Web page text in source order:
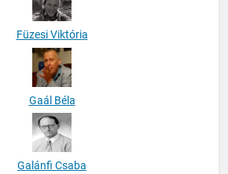
Füzesi Viktória
Gaál Béla
Galánfi Csaba